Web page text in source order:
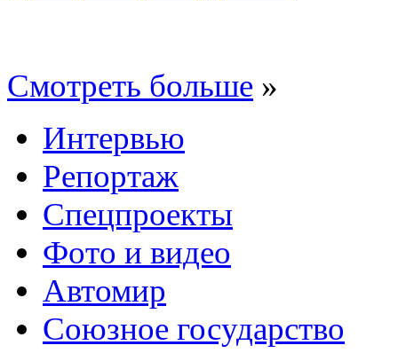
Смотреть больше »
Интервью
Репортаж
Спецпроекты
Фото и видео
Автомир
Союзное государство